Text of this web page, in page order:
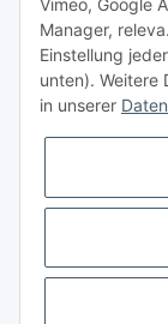
So erreichen Sie
Shop.4teachers.de
Maximinstraße 1
56072 Koblenz
Tel.: 0261 /
* Alle Preise inkl.
Vimeo, Google
Manager,
Einstellung
unten). Weitere
in unserer